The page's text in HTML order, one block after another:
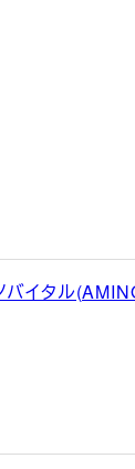
バイタル